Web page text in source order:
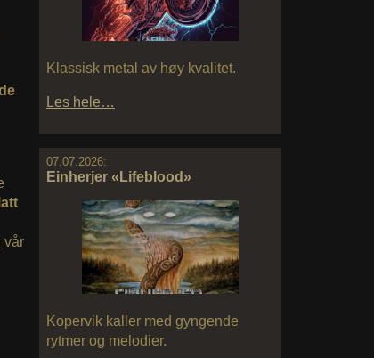
Klassisk metal av høy kvalitet.
Les hele…
07.07.2026:
Einherjer «Lifeblood»
Kopervik kaller med gyngende
rytmer og melodier.
vår